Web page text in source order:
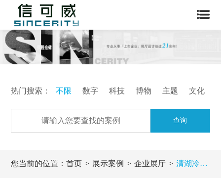
热门搜索： 不限 数字 科技 博物 主题 文化
查询
您当前的位置：首页 展示案例 企业展厅 清湖冷链展厅设计